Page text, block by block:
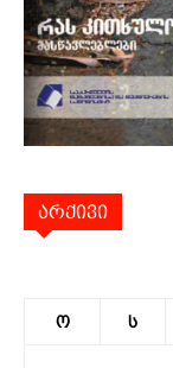
არქივი
ო ს